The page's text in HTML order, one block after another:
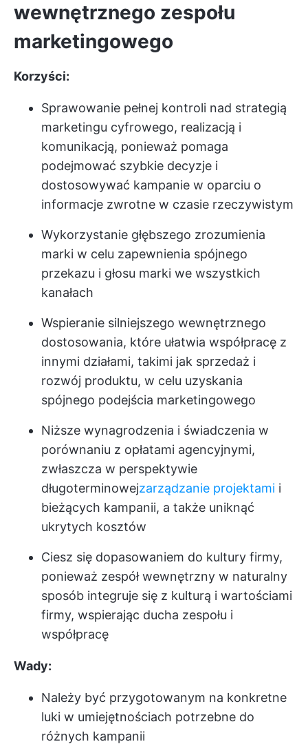
wewnętrznego zespołu
marketingowego
Korzyści:
Sprawowanie pełnej kontroli nad strategią
marketingu cyfrowego, realizacją i
komunikacją, ponieważ pomaga
podejmować szybkie decyzje i
dostosowywać kampanie w oparciu o
informacje zwrotne w czasie rzeczywistym
Wykorzystanie głębszego zrozumienia
marki w celu zapewnienia spójnego
przekazu i głosu marki we wszystkich
kanałach
Wspieranie silniejszego wewnętrznego
dostosowania, które ułatwia współpracę z
innymi działami, takimi jak sprzedaż i
rozwój produktu, w celu uzyskania
spójnego podejścia marketingowego
Niższe wynagrodzenia i świadczenia w
porównaniu z opłatami agencyjnymi,
zwłaszcza w perspektywie
długoterminowejzarządzanie projektami i
bieżących kampanii, a także uniknąć
ukrytych kosztów
Ciesz się dopasowaniem do kultury firmy,
ponieważ zespół wewnętrzny w naturalny
sposób integruje się z kulturą i wartościami
firmy, wspierając ducha zespołu i
współpracę
Wady:
Należy być przygotowanym na konkretne
luki w umiejętnościach potrzebne do
różnych kampanii